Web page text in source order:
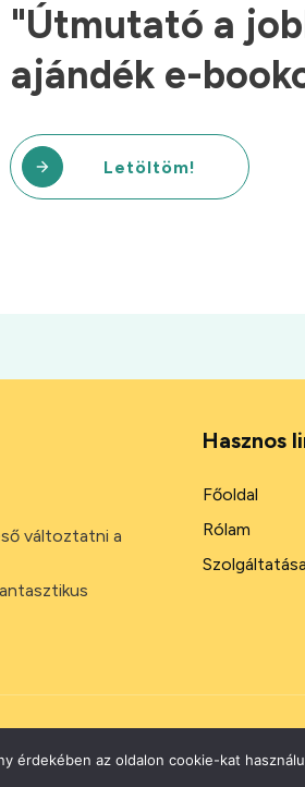
"Útmutató a
ajándék e-
Letöltöm!
változtatni a
Hasznos
Főoldal
Rólam
érdekében az oldalon cookie-kat